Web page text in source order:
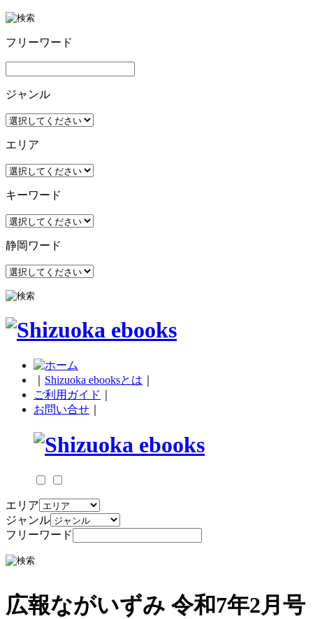
フリーワード
ジャンル
エリア
キーワード
静岡ワード
Shizuoka ebooksとは
ご利用ガイド
お問い合せ
エリア
ジャンル
フリーワード
広報ながいずみ 令和7年2月号